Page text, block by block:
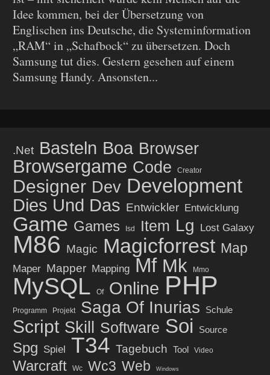
Idee kommen, bei der Übersetzung von
Englischen ins Deutsche, die Systeminformation
„RAM“ in „Schafbock“ zu übersetzen. Doch
Samsung tut dies. Gestern gesehen auf einem
Samsung Handy. Ansonsten...
.net Basteln Boa Browser
Browsergame Code Creator
Designer Dev Development
Dies Und Das Entwickler Entwicklung
Game Games Isd Item Lg Lost Galaxy
M86 Magic Magicforrest Map
Maper Mapper Mapping Mf Mk Mmo
MySQL Of Online PHP
Programm Projekt Saga Of Inurias Schule
Script Skill Software Soi Source
Spg Spiel T34 Tagebuch Tool Video
Warcraft Wc Wc3 Web Windows